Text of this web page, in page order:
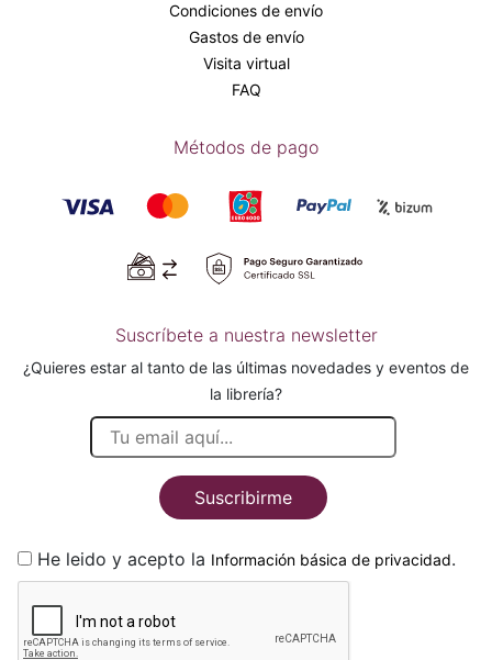
Condiciones de envío
Gastos de envío
Visita virtual
FAQ
Métodos de pago
Suscríbete a nuestra newsletter
¿Quieres estar al tanto de las últimas novedades y eventos de
la librería?
Suscribirme
He leido y acepto la Información básica de privacidad.